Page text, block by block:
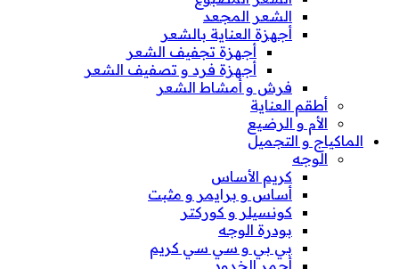
الشعر المجعد
أجهزة العناية بالشعر
أجهزة تجفيف الشعر
أجهزة فرد و تصفيف الشعر
فرش و أمشاط الشعر
أطقم العناية
الأم و الرضيع
الماكياج و التجميل
الوجه
كريم الأساس
أساس و برايمر و مثبت
كونسيلر و كوركتر
بودرة الوجه
بي بي و سي سي كريم
أحمر الخدود